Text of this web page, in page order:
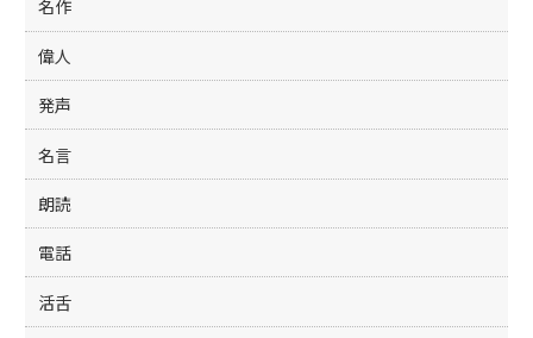
名作
偉人
発声
名言
朗読
電話
活舌